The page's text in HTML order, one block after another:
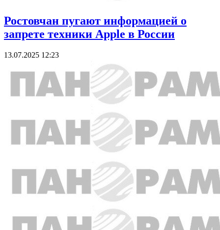
Ростовчан пугают информацией о
запрете техники Apple в России
13.07.2025 12:23